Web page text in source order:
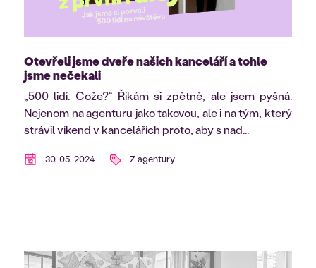
Otevřeli jsme dveře našich kanceláří a tohle
jsme nečekali
„500 lidí. Cože?“ Říkám si zpětně, ale jsem pyšná.
Nejenom na agenturu jako takovou, ale i na tým, který
strávil víkend v kancelářích proto, aby s nad...
30. 05. 2024 Z agentury